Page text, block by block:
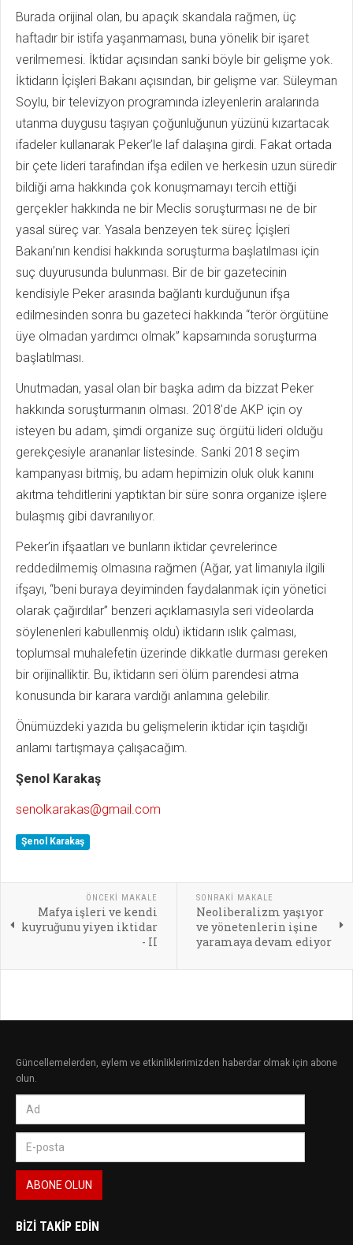
Burada orijinal olan, bu apaçık skandala rağmen, üç
haftadır bir istifa yaşanmaması, buna yönelik bir işaret
verilmemesi. İktidar açısından sanki böyle bir gelişme yok.
İktidarın İçişleri Bakanı açısından, bir gelişme var. Süleyman
Soylu, bir televizyon programında izleyenlerin aralarında
utanma duygusu taşıyan çoğunluğunun yüzünü kızartacak
ifadeler kullanarak Peker’le laf dalaşına girdi. Fakat ortada
bir çete lideri tarafından ifşa edilen ve herkesin uzun süredir
bildiği ama hakkında çok konuşmamayı tercih ettiği
gerçekler hakkında ne bir Meclis soruşturması ne de bir
yasal süreç var. Yasala benzeyen tek süreç İçişleri
Bakanı’nın kendisi hakkında soruşturma başlatılması için
suç duyurusunda bulunması. Bir de bir gazetecinin
kendisiyle Peker arasında bağlantı kurduğunun ifşa
edilmesinden sonra bu gazeteci hakkında “terör örgütüne
üye olmadan yardımcı olmak” kapsamında soruşturma
başlatılması.
Unutmadan, yasal olan bir başka adım da bizzat Peker
hakkında soruşturmanın olması. 2018’de AKP için oy
isteyen bu adam, şimdi organize suç örgütü lideri olduğu
gerekçesiyle arananlar listesinde. Sanki 2018 seçim
kampanyası bitmiş, bu adam hepimizin oluk oluk kanını
akıtma tehditlerini yaptıktan bir süre sonra organize işlere
bulaşmış gibi davranılıyor.
Peker’in ifşaatları ve bunların iktidar çevrelerince
reddedilmemiş olmasına rağmen (Ağar, yat limanıyla ilgili
ifşayı, “beni buraya deyiminden faydalanmak için yönetici
olarak çağırdılar” benzeri açıklamasıyla seri videolarda
söylenenleri kabullenmiş oldu) iktidarın ıslık çalması,
toplumsal muhalefetin üzerinde dikkatle durması gereken
bir orijinalliktir. Bu, iktidarın seri ölüm parendesi atma
konusunda bir karara vardığı anlamına gelebilir.
Önümüzdeki yazıda bu gelişmelerin iktidar için taşıdığı
anlamı tartışmaya çalışacağım.
Şenol Karakaş
senolkarakas@gmail.com
Şenol Karakaş
ÖNCEKI MAKALE
Mafya işleri ve kendi
kuyruğunu yiyen iktidar
- II
SONRAKI MAKALE
Neoliberalizm yaşıyor
ve yönetenlerin işine
yaramaya devam ediyor
Güncellemelerden, eylem ve etkinliklerimizden haberdar olmak için abone
olun.
BIZI TAKIP EDIN